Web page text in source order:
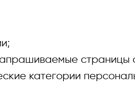
страницы
категории